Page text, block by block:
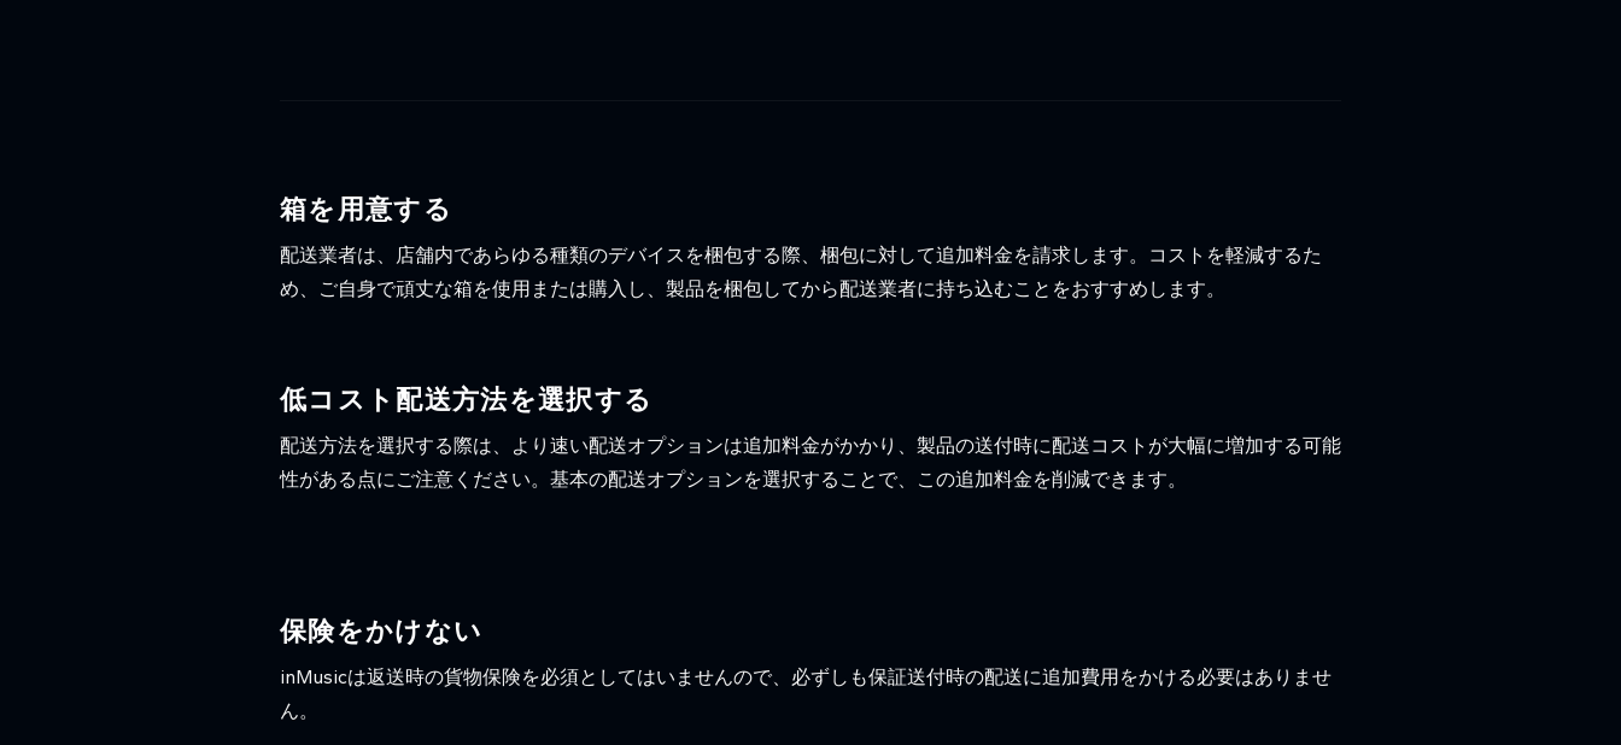
箱を用意する
配送業者は、店舗内であらゆる種類のデバイスを梱包する際、梱包に対して追加料金を請求します。コストを軽減するた
め、ご自身で頑丈な箱を使用または購入し、製品を梱包してから配送業者に持ち込むことをおすすめします。
低コスト配送方法を選択する
配送方法を選択する際は、より速い配送オプションは追加料金がかかり、製品の送付時に配送コストが大幅に増加する可能
性がある点にご注意ください。基本の配送オプションを選択することで、この追加料金を削減できます。
保険をかけない
inMusicは返送時の貨物保険を必須としてはいませんので、必ずしも保証送付時の配送に追加費用をかける必要はありませ
ん。